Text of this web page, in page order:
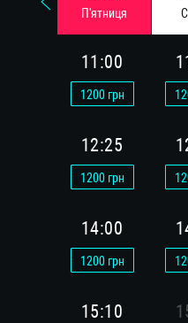
П'ятниця
11:00
1200грн
12:25
1200грн
14:00
1200грн
15:10